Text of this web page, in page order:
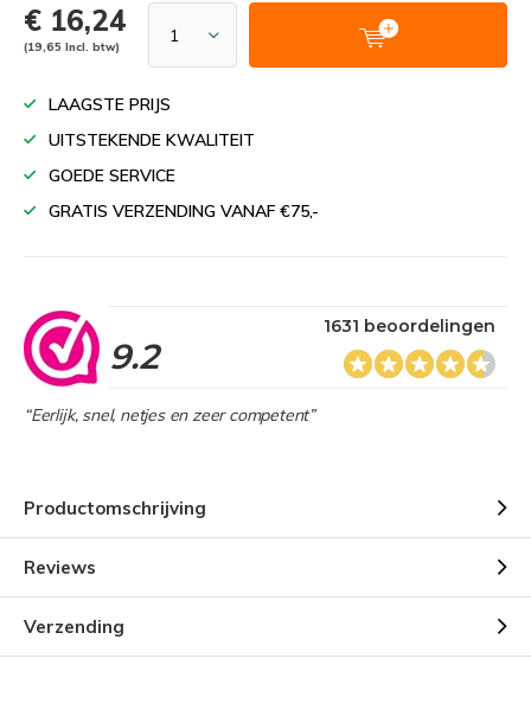
€ 16,24
(19,65 Incl. btw)
LAAGSTE PRIJS
UITSTEKENDE KWALITEIT
GOEDE SERVICE
GRATIS VERZENDING VANAF €75,-
9.2
1631 beoordelingen
“Eerlijk, snel, netjes en zeer competent”
Productomschrijving
Reviews
Verzending